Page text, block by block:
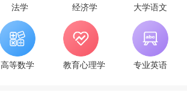
法学 经济学 大学语文
高等数学 教育心理学 专业英语